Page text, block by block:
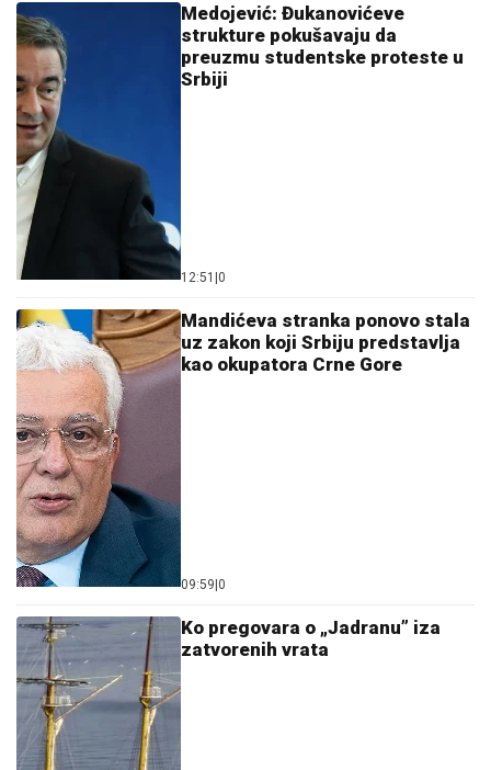
Medojević: Đukanovićeve
strukture pokušavaju da
preuzmu studentske proteste u
Srbiji
12:51 |0
Mandićeva stranka ponovo stala
uz zakon koji Srbiju predstavlja
kao okupatora Crne Gore
09:59|0
Ko pregovara o „Jadranu” iza
zatvorenih vrata